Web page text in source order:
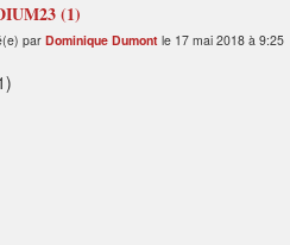
(1)
parDominique Dumont le 17 mai 2018 à 9:25